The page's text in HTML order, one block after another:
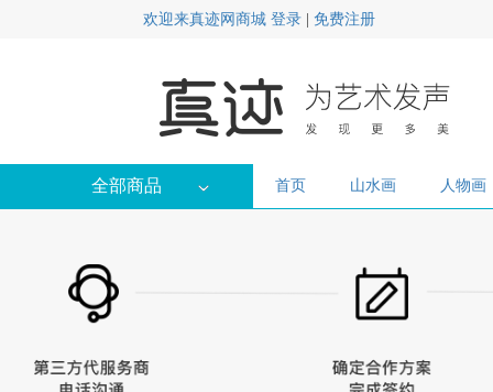
欢迎来真迹网商城 登录 免费注册
全部商品 首页 山水画 人物画